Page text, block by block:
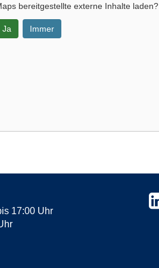
bereitgestellte externe Inhalte laden?
Ja Immer
17:00 Uhr